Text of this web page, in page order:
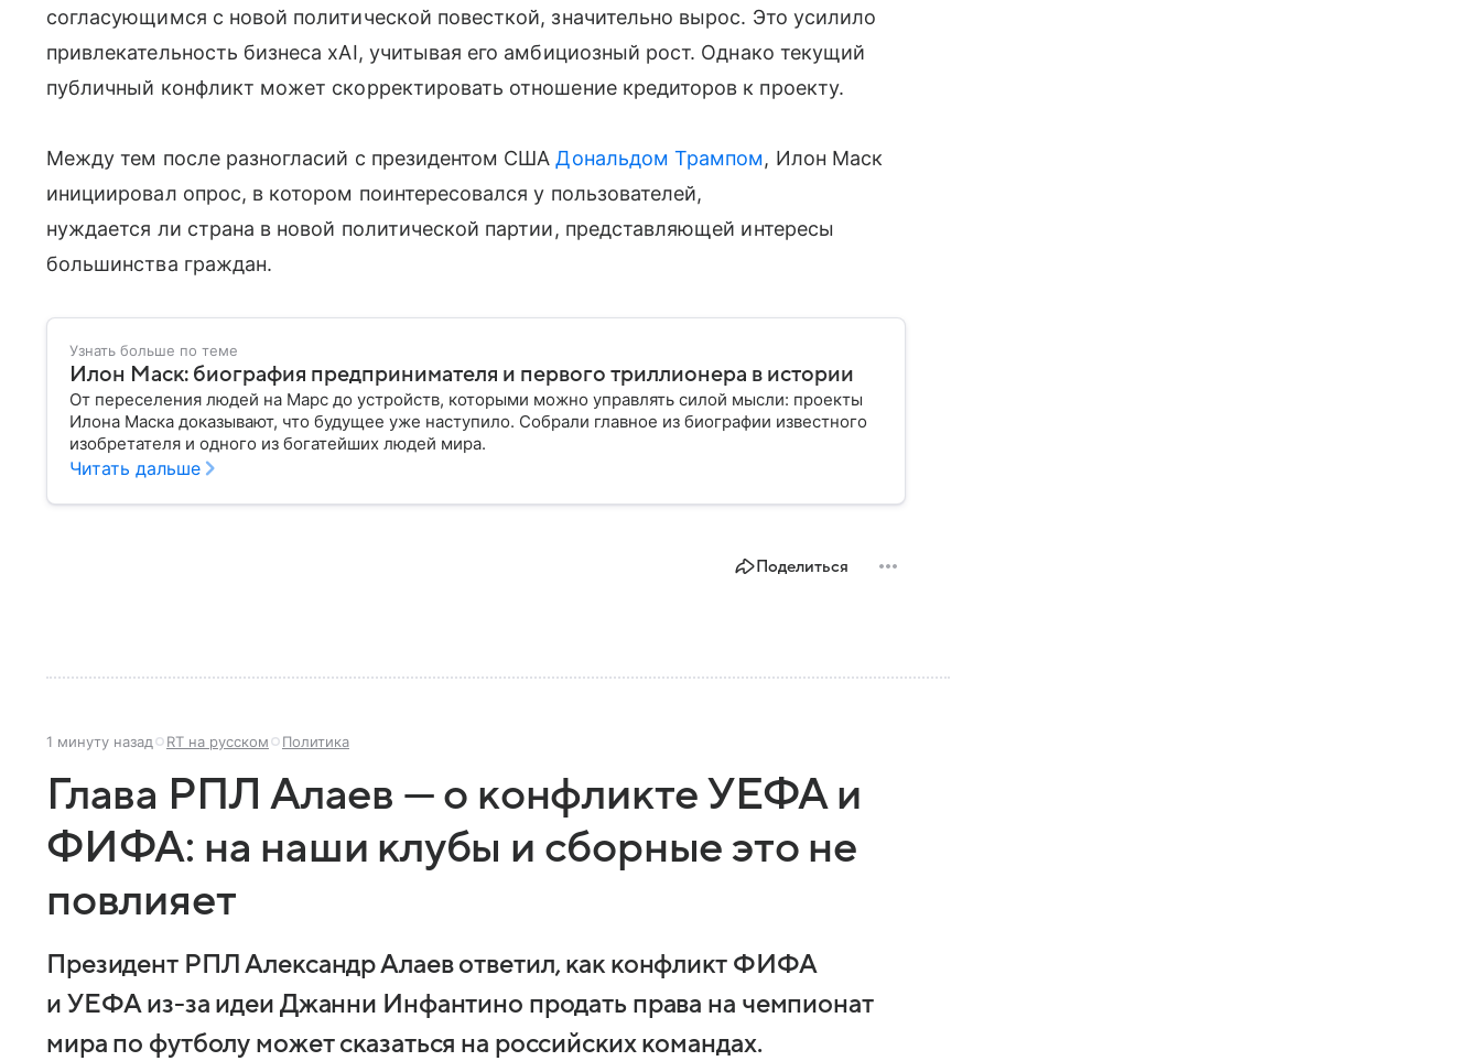
согласующимся с новой политической повесткой, значительно вырос. Это усилило
привлекательность бизнеса xAI, учитывая его амбициозный рост. Однако текущий
публичный конфликт может скорректировать отношение кредиторов к проекту.
Между тем после разногласий с президентом СШАДональдом Трампом, Илон Маск
инициировал опрос, в котором поинтересовался у пользователей,
нуждается ли страна в новой политической партии, представляющей интересы
большинства граждан.
Узнать больше по теме
Илон Маск: биография предпринимателя и первого триллионера в истории
От переселения людей на Марс до устройств, которыми можно управлять силой мысли: проекты
Илона Маска доказывают, что будущее уже наступило. Собрали главное из биографии известного
изобретателя и одного из богатейших людей мира.
Читать дальше
Поделиться
1 минуту назад RT на русском Политика
Глава РПЛ Алаев — о конфликте УЕФА и
ФИФА: на наши клубы и сборные это не
повлияет
Президент РПЛ Александр Алаев ответил, как конфликт ФИФА
и УЕФА из-за идеи Джанни Инфантино продать права на чемпионат
мира по футболу может сказаться на российских командах.